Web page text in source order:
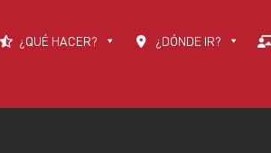
¿QUÉ HACER? ¿DÓNDE IR?